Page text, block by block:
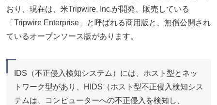
おり、現在は、米Tripwire, Inc.が開発、販売している
「Tripwire Enterprise」と呼ばれる商用版と、無償公開され
ているオープンソース版があります。
IDS（不正侵入検知システム）には、ホスト型とネッ
トワーク型があり、HIDS（ホスト型不正侵入検知シス
テムは、コンピューターへの不正侵入を検知し、